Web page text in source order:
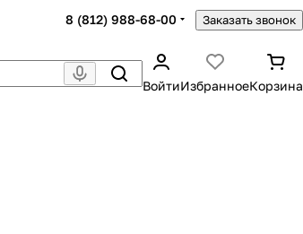
8 (812) 988-68-00 Заказать звонок
ВойтиИзбранноеКорзина